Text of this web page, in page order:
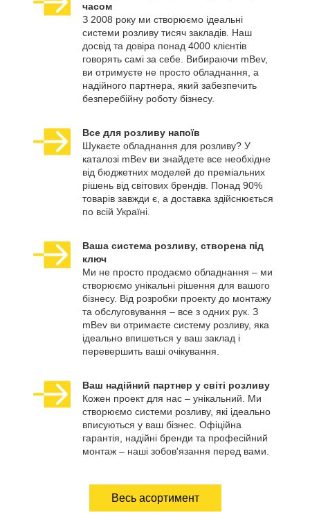
часом
З 2008 року ми створюємо ідеальні
системи розливу тисяч закладів. Наш
досвід та довіра понад 4000 клієнтів
говорять самі за себе. Вибираючи mBev,
ви отримуєте не просто обладнання, а
надійного партнера, який забезпечить
безперебійну роботу бізнесу.
Все для розливу напоїв
Шукаєте обладнання для розливу? У
каталозі mBev ви знайдете все необхідне
від бюджетних моделей до преміальних
рішень від світових брендів. Понад 90%
товарів завжди є, а доставка здійснюється
по всій Україні.
Ваша система розливу, створена під
ключ
Ми не просто продаємо обладнання – ми
створюємо унікальні рішення для вашого
бізнесу. Від розробки проекту до монтажу
та обслуговування – все з одних рук. З
mBev ви отримаєте систему розливу, яка
ідеально впишеться у ваш заклад і
перевершить ваші очікування.
Ваш надійний партнер у світі розливу
Кожен проект для нас – унікальний. Ми
створюємо системи розливу, які ідеально
вписуються у ваш бізнес. Офіційна
гарантія, надійні бренди та професійний
монтаж – наші зобов'язання перед вами.
Весь асортимент